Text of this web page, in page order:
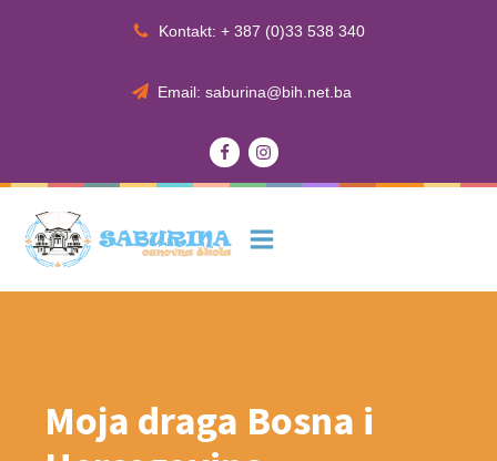
Kontakt: + 387 (0)33 538 340
Email: saburina@bih.net.ba
Moja draga Bosna i